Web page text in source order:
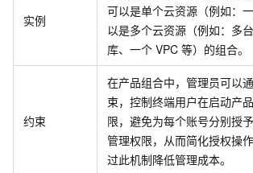
实例
可以是单个云资源（例如：
以是多个云资源（例如：多台
库、一个 VPC 等）的组合。
约束
在产品组合中，管理员可以
束，控制终端用户在启动产
限，避免为每个账号分别授
管理权限，从而简化授权操
过此机制降低管理成本。